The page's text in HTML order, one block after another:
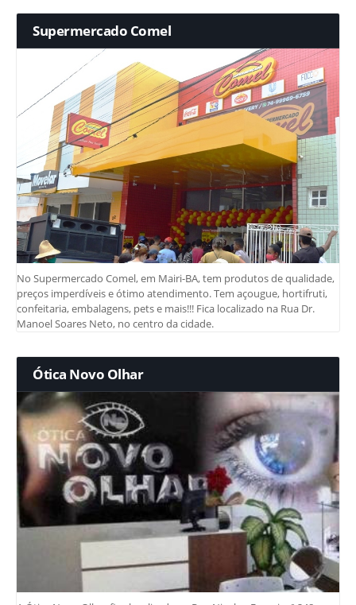
Supermercado Comel
No Supermercado Comel, em Mairi-BA, tem produtos de qualidade,
preços imperdíveis e ótimo atendimento. Tem açougue, hortifruti,
confeitaria, embalagens, pets e mais!!! Fica localizado na Rua Dr.
Manoel Soares Neto, no centro da cidade.
Ótica Novo Olhar